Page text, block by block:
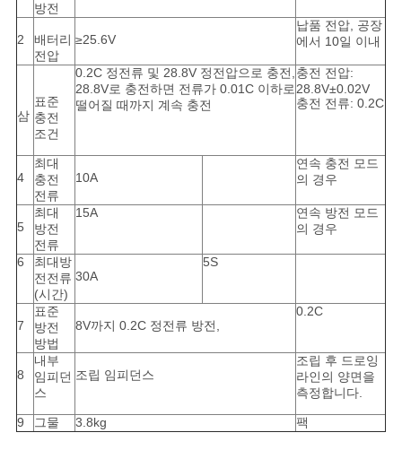
를
요
하
다
사
이
맵
PRIVACY
POLICY
방전
2
배터리
전압
≥25.6V
납품 전압, 공장
에서 10일 이내
삼
표준
충전
조건
0.2C 정전류 및 28.8V 정전압으로 충전,
28.8V로 충전하면 전류가 0.01C 이하로
떨어질 때까지 계속 충전
충전 전압:
28.8V±0.02V
충전 전류: 0.2C
4
최대
충전
전류
10A
연속 충전 모드
의 경우
5
최대
방전
전류
15A
연속 방전 모드
의 경우
6
최대방
전전류
(시간)
30A
5S
7
표준
방전
방법
8V까지 0.2C 정전류 방전,
0.2C
8
내부
임피던
스
조립 임피던스
조립 후 드로잉
라인의 양면을
측정합니다.
9 그물 3.8kg 팩